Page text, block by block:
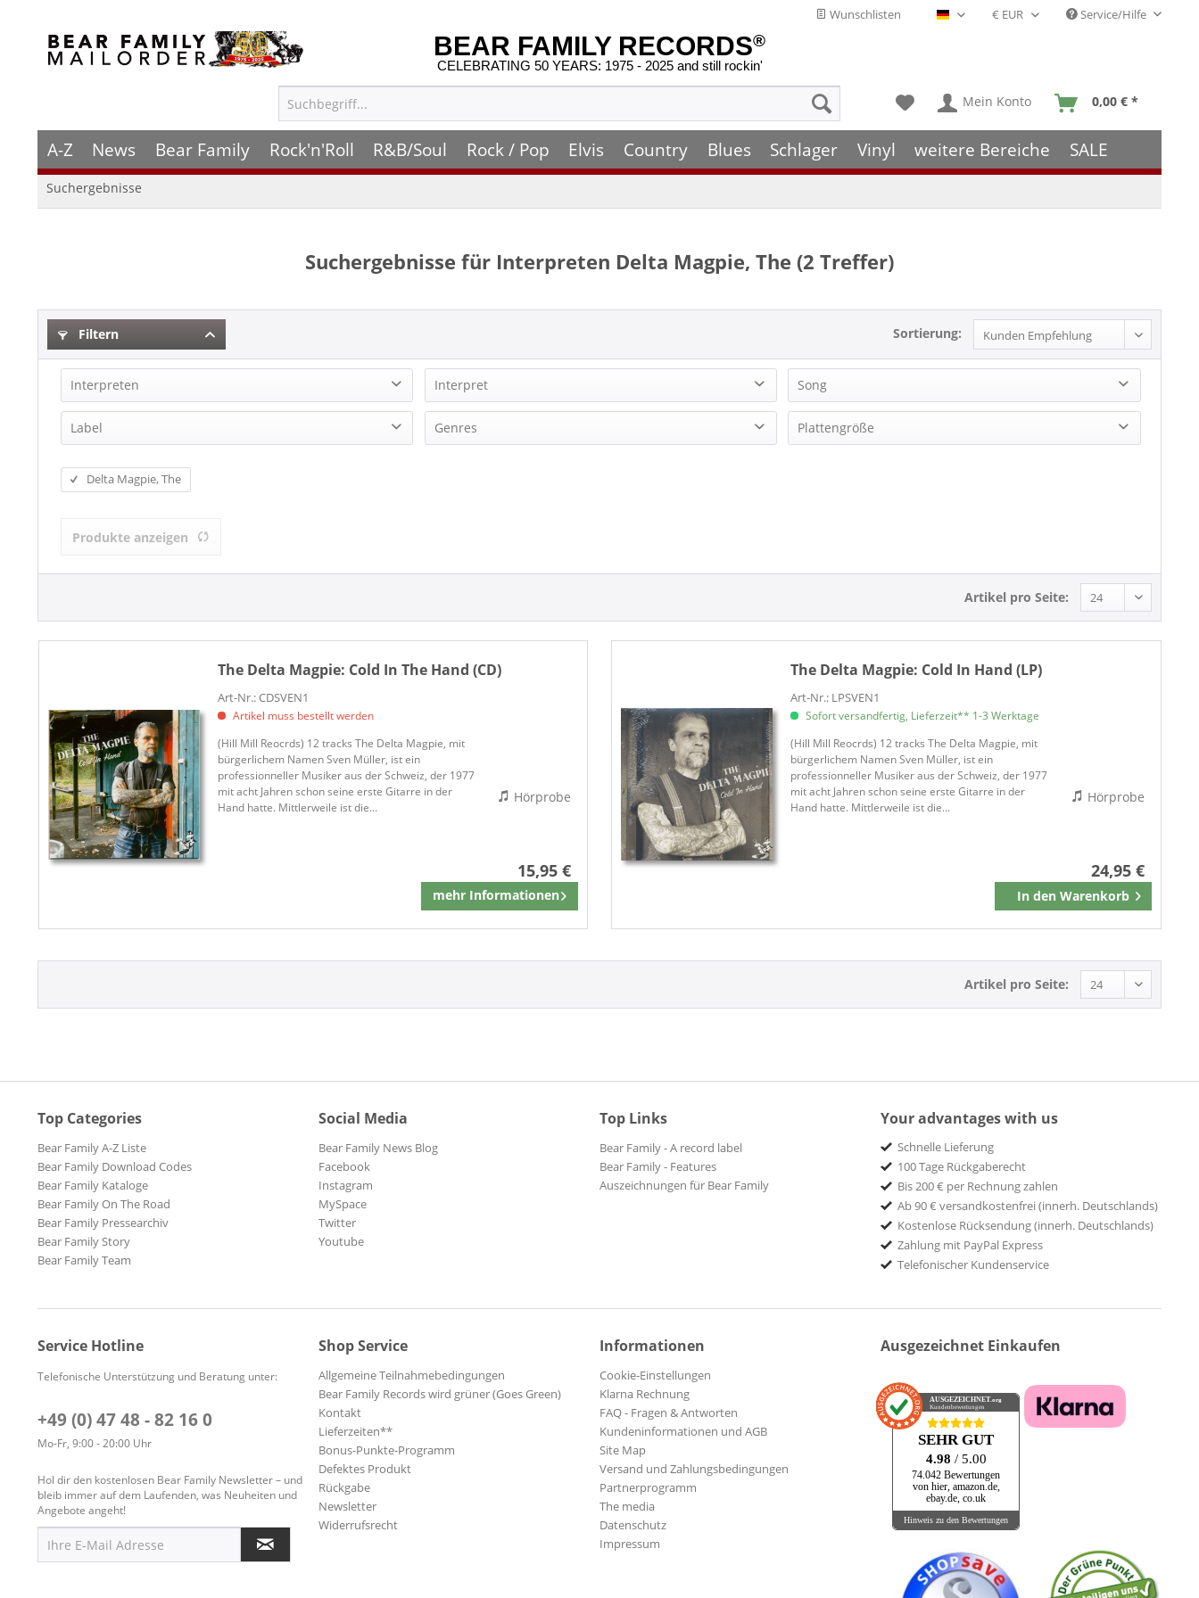
Wunschlisten Deutsch - DE Service/Hilfe
BEAR FAMILY RECORDS®
CELEBRATING 50 YEARS: 1975 - 2025 and still rockin'
Mein Konto 0,00 € *
A-Z News Bear Family Rock'n'Roll R&B/Soul Rock / Pop Elvis Country Blues Schlager Vinyl weitere Bereiche SALE
Suchergebnisse
Suchergebnisse für Interpreten Delta Magpie, The (2 Treffer)
Filtern Sortierung:
Interpreten
Delta Magpie, The
Interpret
The Delta Magpie (2)
Song
Blues (2)
Classic Blues (1)
Blues / Rhythm & Blues (1)
Vinyl - Blues (1)
Vertriebslabel (2)
Vertrieb Künstler (2)
Label
AAA Culture (1)
Hill Mill Records (1)
Genres Plattengröße
Delta Magpie, The
Produkte anzeigen
Artikel pro Seite:
The Delta Magpie: Cold In The Hand (CD)
Art-Nr.: CDSVEN1
Artikel muss bestellt werden
(Hill Mill Reocrds) 12 tracks The Delta Magpie, mit
bürgerlichem Namen Sven Müller, ist ein
professionneller Musiker aus der Schweiz, der 1977
mit acht Jahren schon seine erste Gitarre in der
Hand hatte. Mittlerweile ist die...
15,95 €
mehr Informationen
Hörprobe
The Delta Magpie: Cold In Hand (LP)
Art-Nr.: LPSVEN1
Sofort versandfertig, Lieferzeit** 1-3 Werktage
(Hill Mill Reocrds) 12 tracks The Delta Magpie, mit
bürgerlichem Namen Sven Müller, ist ein
professionneller Musiker aus der Schweiz, der 1977
mit acht Jahren schon seine erste Gitarre in der
Hand hatte. Mittlerweile ist die...
24,95 €
In den Warenkorb
Hörprobe
Artikel pro Seite:
Top Categories
Bear Family A-Z Liste
Bear Family Download Codes
Bear Family Kataloge
Bear Family On The Road
Bear Family Pressearchiv
Bear Family Story
Bear Family Team
Social Media
Bear Family News Blog
Facebook
Instagram
MySpace
Twitter
Youtube
Top Links
Bear Family - A record label
Bear Family - Features
Auszeichnungen für Bear Family
Your advantages with us
Schnelle Lieferung
100 Tage Rückgaberecht
Bis 200 € per Rechnung zahlen
Ab 90 € versandkostenfrei (innerh. Deutschlands)
Kostenlose Rücksendung (innerh. Deutschlands)
Zahlung mit PayPal Express
Telefonischer Kundenservice
Service Hotline
Telefonische Unterstützung und Beratung unter:
+49 (0) 47 48 - 82 16 0
Mo-Fr, 9:00 - 20:00 Uhr
Hol dir den kostenlosen Bear Family Newsletter – und
bleib immer auf dem Laufenden, was Neuheiten und
Angebote angeht!
Shop Service
Allgemeine Teilnahmebedingungen
Bear Family Records wird grüner (Goes Green)
Kontakt
Lieferzeiten**
Bonus-Punkte-Programm
Defektes Produkt
Rückgabe
Newsletter
Widerrufsrecht
Informationen
Cookie-Einstellungen
Klarna Rechnung
FAQ - Fragen & Antworten
Kundeninformationen und AGB
Site Map
Versand und Zahlungsbedingungen
Partnerprogramm
The media
Datenschutz
Impressum
Ausgezeichnet Einkaufen
AUSGEZEICHNET.org
Kundenbewertungen
SEHR GUT
4.98 / 5.00
74.042 Bewertungen
von hier, amazon.de,
ebay.de, co.uk
Hinweis zu den Bewertungen